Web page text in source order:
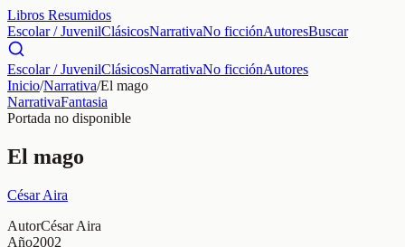
Libros Resumidos
Escolar / JuvenilClásicosNarrativaNo ficciónAutoresBuscar
Escolar / JuvenilClásicosNarrativaNo ficciónAutores
Inicio/Narrativa/El mago
NarrativaFantasia
Portada no disponible
El mago
César Aira
AutorCésar Aira
Año2002